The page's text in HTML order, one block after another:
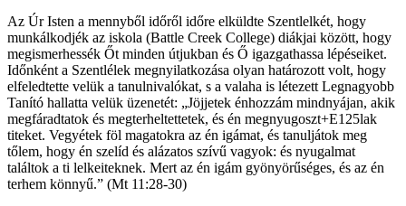
Az Úr Isten a mennyből időről időre elküldte Szentlelkét, hogy
munkálkodjék az iskola (Battle Creek College) diákjai között, hogy
megismerhessék Őt minden útjukban és Ő igazgathassa lépéseiket.
Időnként a Szentlélek megnyilatkozása olyan határozott volt, hogy
elfeledtette velük a tanulnivalókat, s a valaha is létezett Legnagyobb
Tanító hallatta velük üzenetét: „Jöjjetek énhozzám mindnyájan, akik
megfáradtatok és megterheltettetek, és én megnyugoszt+E125lak
titeket. Vegyétek föl magatokra az én igámat, és tanuljátok meg
tőlem, hogy én szelíd és alázatos szívű vagyok: és nyugalmat
találtok a ti lelkeiteknek. Mert az én igám gyönyörűséges, és az én
terhem könnyű.” (Mt 11:28-30)